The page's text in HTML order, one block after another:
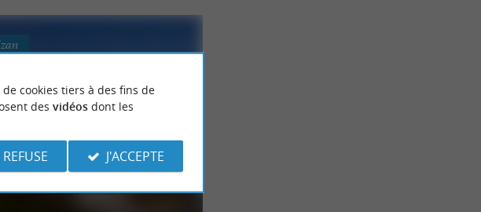
Plages de Mimizan
c’est le lieu de vacances dans les Landes
cookies tiers à des fins de
des vidéosdont les
REFUSE J'ACCEPTE